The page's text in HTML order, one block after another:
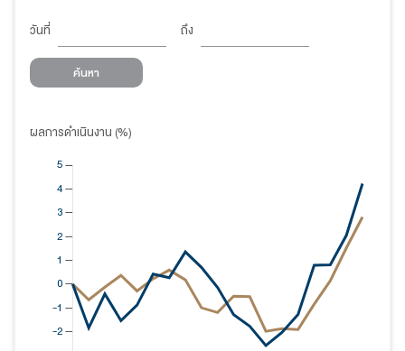
วันที่ ถึง
ค้นหา
ผลการดำเนินงาน (%)